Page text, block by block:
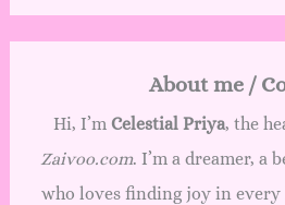
About me /
Hi, I’m Celestial Priya, the
Zaivoo.com. I’m a dreamer, a
who loves finding joy in